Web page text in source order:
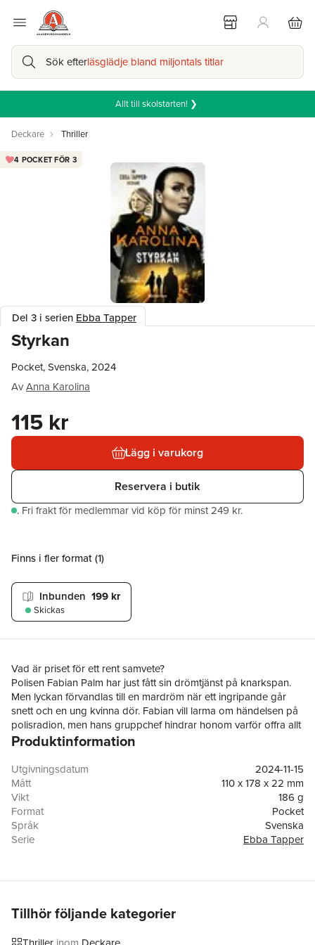
Sök efterläsglädje bland miljontals titlar
Allt till skolstarten! ❯
Deckare Thriller
Del 3 i serien Ebba Tapper
Styrkan
4 POCKET FÖR 3
Pocket, Svenska, 2024
AvAnna Karolina
115 kr
Lägg i varukorg
Reservera i butik
. Fri frakt för medlemmar vid köp för minst 249 kr.
Finns i fler format (1)
Inbunden 199 kr
Skickas
Vad är priset för ett rent samvete?
Polisen Fabian Palm har just fått sin drömtjänst på knarkspan.
Men lyckan förvandlas till en mardröm när ett ingripande går
snett och en ung kvinna dör. Fabian vill larma om händelsen på
polisradion, men hans gruppchef hindrar honom varför offra allt
för en tjackhora?
vattentät plan, tills det visar sig att den hemlöse är en före
detta entreprenör med goda kontakter. Han skaffar sig det
bästa försvaret man kan få, utredaren Ebba Tapper på Köhlers
Advokatbyrå. Snart har Fabian och hans kollegor Ebba i
hasorna och ju närmare sanningen hon kommer, desto större
blir splittringen i polisgruppen.
Sveriges främsta advokatbyråer. Styrkan, en halsbrytande thriller
skarpaste svenska deckarförfattarna idag Anna Karolina.
ANNA KAROLINA har arbetat som polis i femton år och är känd
för sina trovärdiga kriminalromaner. Första boken i hennes
Produktinformation
Utgivningsdatum
2024-11-15
Mått
110 x 178 x 22 mm
Vikt
186 g
Format
Pocket
Språk
Svenska
Serie
Ebba Tapper
ISBN
9789180311946
Tillhör följande kategorier